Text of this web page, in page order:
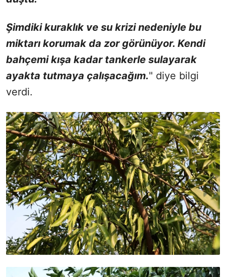
Şimdiki kuraklık ve su krizi nedeniyle bu
miktarı korumak da zor görünüyor. Kendi
bahçemi kışa kadar tankerle sulayarak
ayakta tutmaya çalışacağım." diye bilgi
verdi.